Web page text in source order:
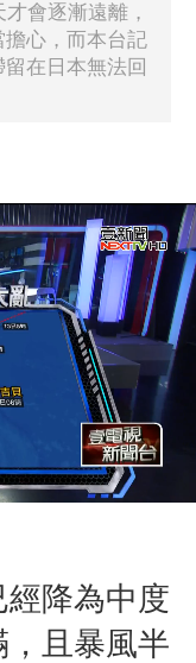
會逐漸遠離，
心，而本台記
在日本無法回
經降為中度
且暴風半